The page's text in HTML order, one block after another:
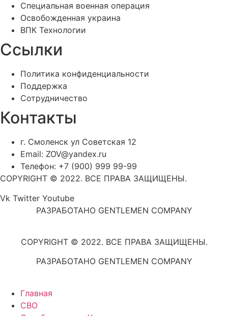
Специальная военная операция
Освобожденная украина
ВПК Технологии
Ссылки
Политика конфиденциальности
Поддержка
Сотрудничество
Контакты
г. Смоленск ул Советская 12
Email: ZOV@yandex.ru
Телефон: +7 (900) 999 99-99
COPYRIGHT © 2022. ВСЕ ПРАВА ЗАЩИЩЕНЫ.
Vk Twitter Youtube
РАЗРАБОТАНО GENTLEMEN COMPANY
COPYRIGHT © 2022. ВСЕ ПРАВА ЗАЩИЩЕНЫ.
РАЗРАБОТАНО GENTLEMEN COMPANY
Главная
СВО